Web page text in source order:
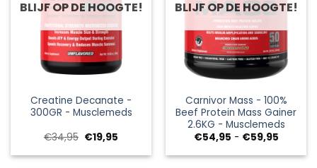
BLIJF OP DE HOOGTE!
Creatine Decanate -
300GR - Musclemeds
€34,95 Oorspronkelijke
prijs
was:
€19,95
is:
BLIJF OP DE HOOGTE!
Carnivor Mass - 100%
Beef Protein Mass Gainer
2.6KG - Musclemeds
€54,95 - €59,95
tot